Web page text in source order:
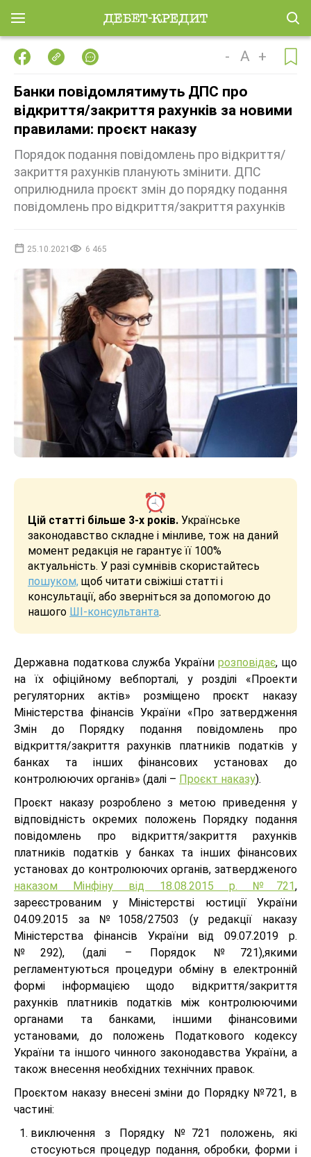
- A +
Банки повідомлятимуть ДПС про
відкриття/закриття рахунків за новими
правилами: проєкт наказу
Порядок подання повідомлень про відкриття/
закриття рахунків планують змінити. ДПС
оприлюднила проєкт змін до порядку подання
повідомлень про відкриття/закриття рахунків
25.10.2021 6 465
Цій статті більше 3-х років. Українське
законодавство складне і мінливе, тож на даний
момент редакція не гарантує її 100%
актуальність. У разі сумнівів скористайтесь
пошуком, щоб читати свіжіші статті і
консультації, або зверніться за допомогою до
нашого ШІ-консультанта.
Державна податкова служба Українирозповідає, що
на їх офіційному вебпорталі, у розділі «Проекти
регуляторних актів» розміщено проєкт наказу
Міністерства фінансів України «Про затвердження
Змін до Порядку подання повідомлень про
відкриття/закриття рахунків платників податків у
банках та інших фінансових установах до
контролюючих органів» (далі – Проєкт наказу).
Проєкт наказу розроблено з метою приведення у
відповідність окремих положень Порядку подання
повідомлень про відкриття/закриття рахунків
платників податків у банках та інших фінансових
установах до контролюючих органів, затвердженого
наказом Мінфіну від 18.08.2015 р. №721,
зареєстрованим у Міністерстві юстиції України
04.09.2015 за №1058/27503 (у редакції наказу
Міністерства фінансів України від 09.07.2019 р.
№292), (далі – Порядок №721),якими
регламентуються процедури обміну в електронній
формі інформацією щодо відкриття/закриття
рахунків платників податків між контролюючими
органами та банками, іншими фінансовими
установами, до положень Податкового кодексу
України та іншого чинного законодавства України, а
також внесення необхідних технічних правок.
Проєктом наказу внесені зміни до Порядку №721, в
частині:
виключення з Порядку №721 положень, які
стосуються процедур подання, обробки, форми і